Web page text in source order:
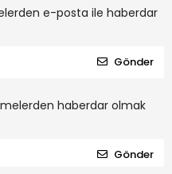
e-posta ile haberdar
Gönder
haberdar olmak
Gönder